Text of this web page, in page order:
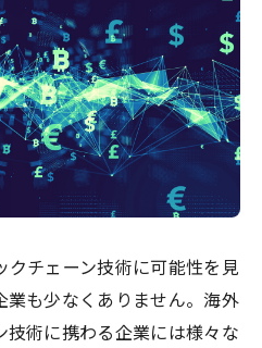
クチェーン技術に可能性を見
業も少なくありません。海外
技術に携わる企業には様々な